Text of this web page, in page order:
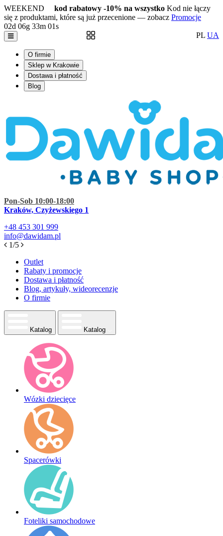
WEEKEND kod rabatowy -10% na wszystko Kod nie łączy
się z produktami, które są już przecenione — zobacz Promocje
02d 06g 33m 00s
O firmie
Sklep w Krakowie
Dostawa i płatność
Blog
PL UA
Pon-Sob 10:00-18:00
Kraków, Czyżewskiego 1
+48 453 301 999
info@dawidam.pl
1/5
Outlet
Rabaty i promocje
Dostawa i płatność
Blog, artykuły, wideorecenzje
O firmie
Katalog Katalog
Wózki dziecięce
Spacerówki
Foteliki samochodowe